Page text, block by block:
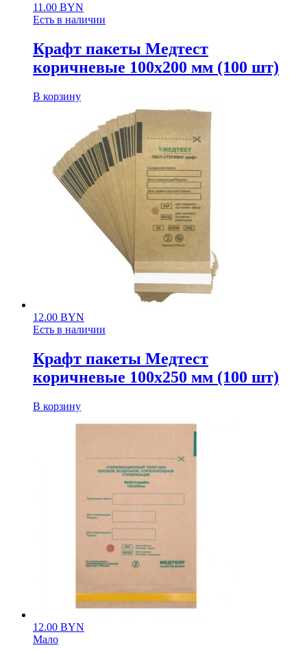
11.00 BYN
Есть в наличии
Крафт пакеты Медтест
коричневые 100х200 мм (100 шт)
В корзину
12.00 BYN
Есть в наличии
Крафт пакеты Медтест
коричневые 100х250 мм (100 шт)
В корзину
12.00 BYN
Мало